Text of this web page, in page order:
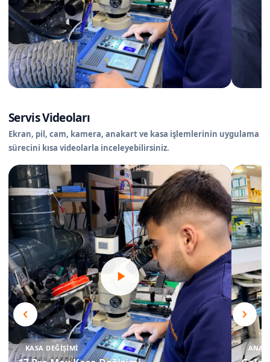
Servis Videoları
Ekran, pil, cam, kamera, anakart ve kasa işlemlerinin uygulama
sürecini kısa videolarla inceleyebilirsiniz.
KASA DEĞIŞIMI